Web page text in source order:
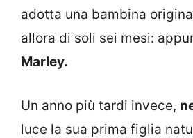
adotta una bambina
allora di soli sei mesi:
Marley.
Un anno più tardi invece,
luce la sua prima figlia